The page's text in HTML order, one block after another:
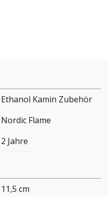
Ethanol Kamin Zubehör
Nordic Flame
2 Jahre
11,5 cm